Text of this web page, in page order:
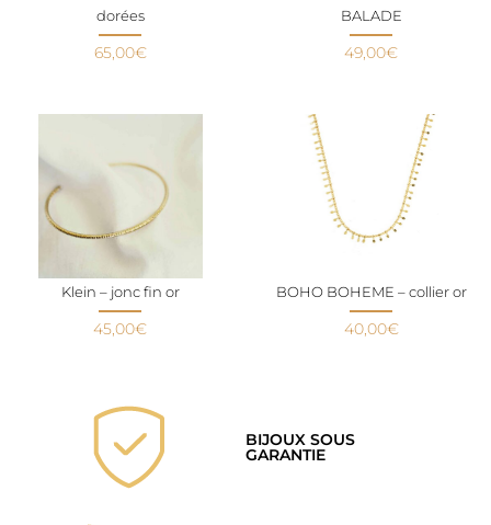
dorées
65,00€
BALADE
49,00€
Klein – jonc fin or
45,00€
BOHO BOHEME – collier or
40,00€
BIJOUX SOUS
GARANTIE